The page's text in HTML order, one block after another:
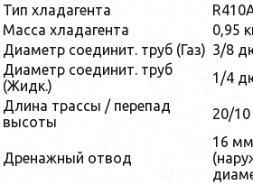
Тип хладагента
Масса хладагента
0,95
Диаметр соединит. труб (Газ) 3/8
Диаметр соединит. труб
(Жидк.)
1/4
Длина трассы / перепад
высоты
20/
Дренажный отвод
16 мм